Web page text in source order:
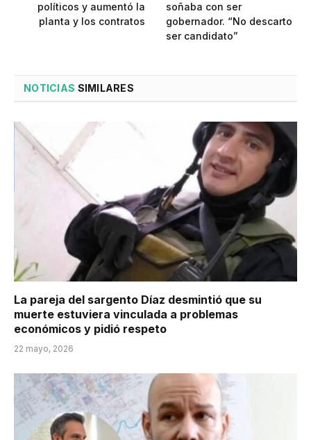
políticos y aumentó la
planta y los contratos
soñaba con ser
gobernador. “No descarto
ser candidato”
NOTICIAS SIMILARES
La pareja del sargento Díaz desmintió que su
muerte estuviera vinculada a problemas
económicos y pidió respeto
22 mayo, 2026